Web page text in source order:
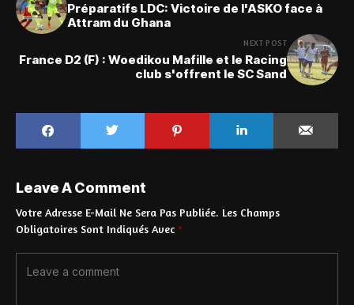
Préparatifs LDC: Victoire de l'ASKO face à
Attram du Ghana
NEXT POST
France D2 (F) : Woedikou Mafille et le Racing
club s'offrent le SC Sand
Leave A Comment
Votre Adresse E-Mail Ne Sera Pas Publiée. Les Champs
Obligatoires Sont Indiqués Avec *